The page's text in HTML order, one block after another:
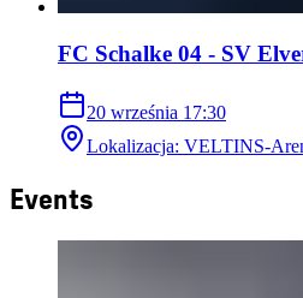
FC Schalke 04 - SV
20 września 17:30
Lokalizacja: VELTINS-
Events